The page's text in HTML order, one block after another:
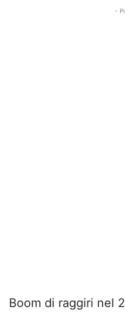
-
Boom di raggiri nel